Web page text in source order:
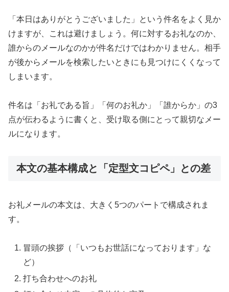
「本日はありがとうございました」という件名をよく見か
けますが、これは避けましょう。何に対するお礼なのか、
誰からのメールなのかが件名だけではわかりません。相手
が後からメールを検索したいときにも見つけにくくなって
しまいます。
件名は「お礼である旨」「何のお礼か」「誰からか」の3
点が伝わるように書くと、受け取る側にとって親切なメー
ルになります。
本文の基本構成と「定型文コピペ」との差
お礼メールの本文は、大きく5つのパートで構成されま
す。
冒頭の挨拶（「いつもお世話になっております」な
ど）
打ち合わせへのお礼